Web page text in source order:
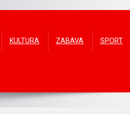
KULTURA ZABAVA SPORT